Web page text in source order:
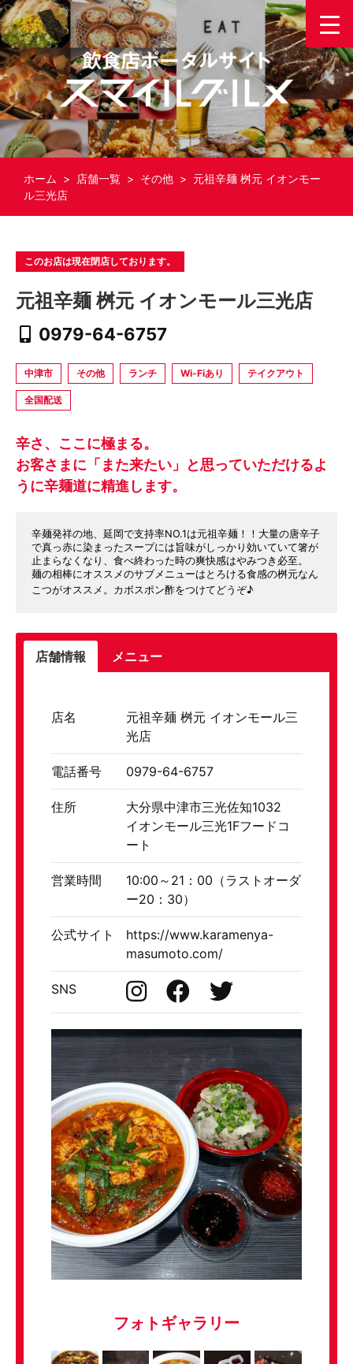
ホーム > 店舗一覧 > その他 > 元祖辛麺 桝元 イオンモー
ル三光店
このお店は現在閉店しております。
元祖辛麺 桝元 イオンモール三光店
0979-64-6757
中津市 その他 ランチ Wi-Fiあり テイクアウト
全国配送
辛さ、ここに極まる。
お客さまに「また来たい」と思っていただけるよ
うに辛麺道に精進します。
辛麺発祥の地、延岡で支持率NO.1は元祖辛麺！！大量の唐辛子
で真っ赤に染まったスープには旨味がしっかり効いていて箸が
止まらなくなり、食べ終わった時の爽快感はやみつき必至。
麺の相棒にオススメのサブメニューはとろける食感の桝元なん
こつがオススメ。カボスポン酢をつけてどうぞ♪
店舗情報 メニュー
店名
元祖辛麺 桝元 イオンモール三
光店
電話番号 0979-64-6757
住所
大分県中津市三光佐知1032
イオンモール三光1Fフードコ
ート
営業時間
10:00～21：00（ラストオーダ
ー20：30）
公式サイト
https://www.karamenya-
masumoto.com/
SNS
フォトギャラリー